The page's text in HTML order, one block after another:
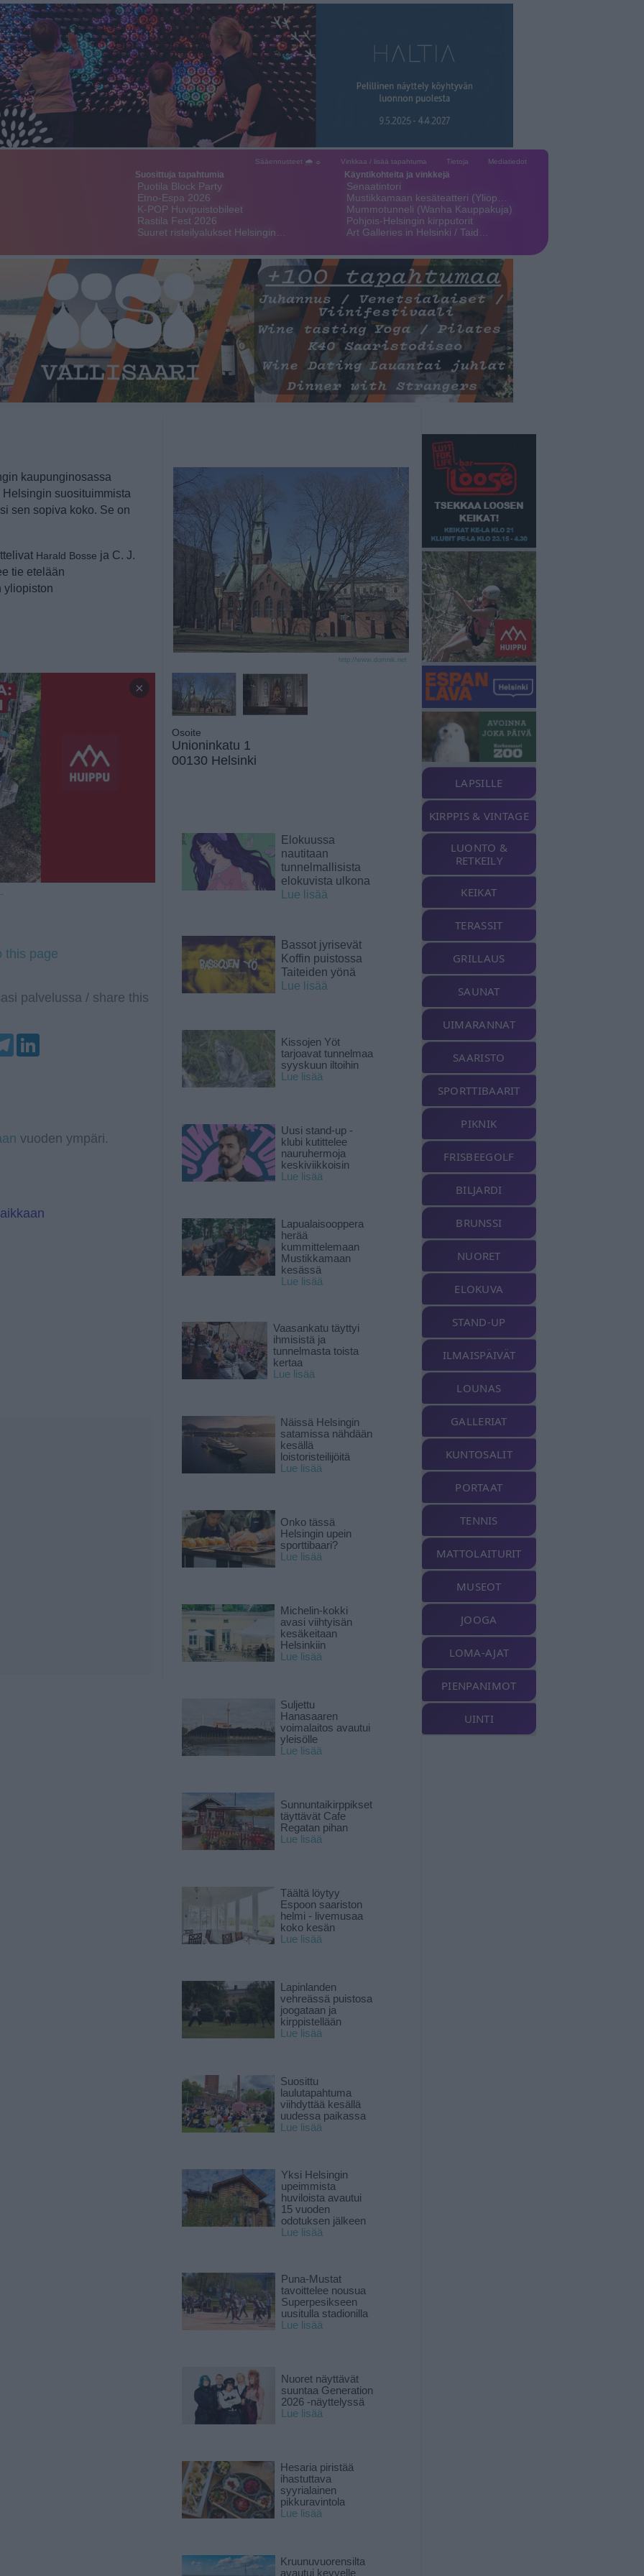
Sääennusteet 🌧 ☼ Vinkkaa / lisää tapahtuma Tietoja Mediatiedot
Suosittuja tapahtumia
Puotila Block Party
Etno-Espa 2026
K-POP Huvipuistobileet
Rastila Fest 2026
Suuret risteilyalukset Helsingin…
Käyntikohteita ja vinkkejä
Senaatintori
Mustikkamaan kesäteatteri (Yliop…
Mummotunneli (Wanha Kauppakuja)
Pohjois-Helsingin kirpputorit
Art Galleries in Helsinki / Taid…
kaupunginosassa
suosituimmista
sen sopiva koko. Se on
Harald Bosse ja C. J.
tie etelään
yliopiston
×
this page
palvelussa / share this
T
vuoden ympäri.
http://www.domnik.net
Osoite
Unioninkatu 1
00130 Helsinki
Elokuussa
nautitaan
tunnelmallisista
elokuvista ulkona
Lue lisää
Bassot jyrisevät
Koffin puistossa
Taiteiden yönä
Lue lisää
Kissojen Yöt
tarjoavat tunnelmaa
syyskuun iltoihin
Lue lisää
Uusi stand-up -
klubi kutittelee
nauruhermoja
keskiviikkoisin
Lue lisää
Lapualaisooppera
herää
kummittelemaan
Mustikkamaan
kesässä
Lue lisää
Vaasankatu täyttyi
ihmisistä ja
tunnelmasta toista
kertaa
Lue lisää
Näissä Helsingin
satamissa nähdään
kesällä
loistoristeilijöitä
Lue lisää
Onko tässä
Helsingin upein
sporttibaari?
Lue lisää
Michelin-kokki
avasi viihtyisän
kesäkeitaan
Helsinkiin
Lue lisää
Suljettu
Hanasaaren
voimalaitos avautui
yleisölle
Lue lisää
Sunnuntaikirppikset
täyttävät Cafe
Regatan pihan
Lue lisää
Täältä löytyy
Espoon saariston
helmi - livemusaa
koko kesän
Lue lisää
Lapinlanden
vehreässä puistosa
joogataan ja
kirppistellään
Lue lisää
Suosittu
laulutapahtuma
viihdyttää kesällä
uudessa paikassa
Lue lisää
Yksi Helsingin
upeimmista
huviloista avautui
15 vuoden
odotuksen jälkeen
Lue lisää
Puna-Mustat
tavoittelee nousua
Superpesikseen
uusitulla stadionilla
Lue lisää
Nuoret näyttävät
suuntaa Generation
2026 -näyttelyssä
Lue lisää
Hesaria piristää
ihastuttava
syyrialainen
pikkuravintola
Lue lisää
Kruunuvuorensilta
avautui kevyelle
LAPSILLE
KIRPPIS & VINTAGE
LUONTO &
RETKEILY
KEIKAT
TERASSIT
GRILLAUS
SAUNAT
UIMARANNAT
SAARISTO
SPORTTIBAARIT
PIKNIK
FRISBEEGOLF
BILJARDI
BRUNSSI
NUORET
ELOKUVA
STAND-UP
ILMAISPÄIVÄT
LOUNAS
GALLERIAT
KUNTOSALIT
PORTAAT
TENNIS
MATTOLAITURIT
MUSEOT
JOOGA
LOMA-AJAT
PIENPANIMOT
UINTI